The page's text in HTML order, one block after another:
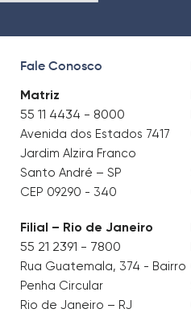
Fale Conosco
Matriz
55 11 4434 - 8000
Avenida dos Estados 7417
Jardim Alzira Franco
Santo André – SP
CEP 09290 - 340
Filial – Rio de Janeiro
55 21 2391 - 7800
Rua Guatemala, 374 - Bairro
Penha Circular
Rio de Janeiro – RJ